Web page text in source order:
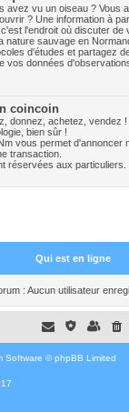
avez vu un oiseau ? Vous
? Une information à
c'est l'endroit où discuter
nature sauvage en
d'études et partagez
vos données
coincoin
donnez, achetez, vendez
bien sûr !
vous permet d'annoncer
transaction.
réservées aux particuliers.
Qui est en ligne
: Aucun utilisateur
Software © phpBB Limited